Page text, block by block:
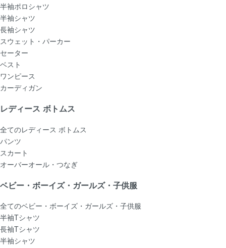
半袖ポロシャツ
半袖シャツ
長袖シャツ
スウェット・パーカー
セーター
ベスト
ワンピース
カーディガン
レディース ボトムス
全てのレディース ボトムス
パンツ
スカート
オーバーオール・つなぎ
ベビー・ボーイズ・ガールズ・子供服
全てのベビー・ボーイズ・ガールズ・子供服
半袖Tシャツ
長袖Tシャツ
半袖シャツ